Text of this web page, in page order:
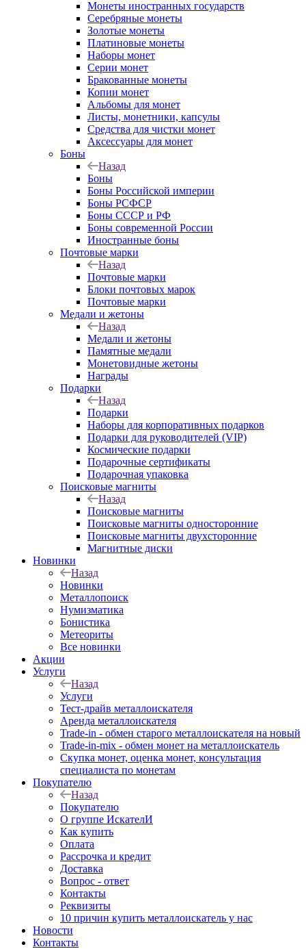
Монеты иностранных государств
Серебряные монеты
Золотые монеты
Платиновые монеты
Наборы монет
Серии монет
Бракованные монеты
Копии монет
Альбомы для монет
Листы, монетники, капсулы
Средства для чистки монет
Аксессуары для монет
Боны
Назад
Боны
Боны Российской империи
Боны РСФСР
Боны СССР и РФ
Боны современной России
Иностранные боны
Почтовые марки
Назад
Почтовые марки
Блоки почтовых марок
Почтовые марки
Медали и жетоны
Назад
Медали и жетоны
Памятные медали
Монетовидные жетоны
Награды
Подарки
Назад
Подарки
Наборы для корпоративных подарков
Подарки для руководителей (VIP)
Космические подарки
Подарочные сертификаты
Подарочная упаковка
Поисковые магниты
Назад
Поисковые магниты
Поисковые магниты односторонние
Поисковые магниты двухсторонние
Магнитные диски
Новинки
Назад
Новинки
Металлопоиск
Нумизматика
Бонистика
Метеориты
Все новинки
Акции
Услуги
Назад
Услуги
Тест-драйв металлоискателя
Аренда металлоискателя
Trade-in - обмен старого металлоискателя на новый
Trade-in-mix - обмен монет на металлоискатель
Скупка монет, оценка монет, консультация
специалиста по монетам
Покупателю
Назад
Покупателю
О группе ИскателИ
Как купить
Оплата
Рассрочка и кредит
Доставка
Вопрос - ответ
Контакты
Реквизиты
10 причин купить металлоискатель у нас
Новости
Контакты